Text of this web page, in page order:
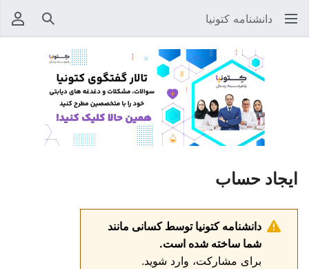
دانشنامه کتونیا جستجو
ایجاد حساب
دانشنامه کتونیا توسط کسانی مانند
شما ساخته شده است.
برای مشارکت، وارد شوید.